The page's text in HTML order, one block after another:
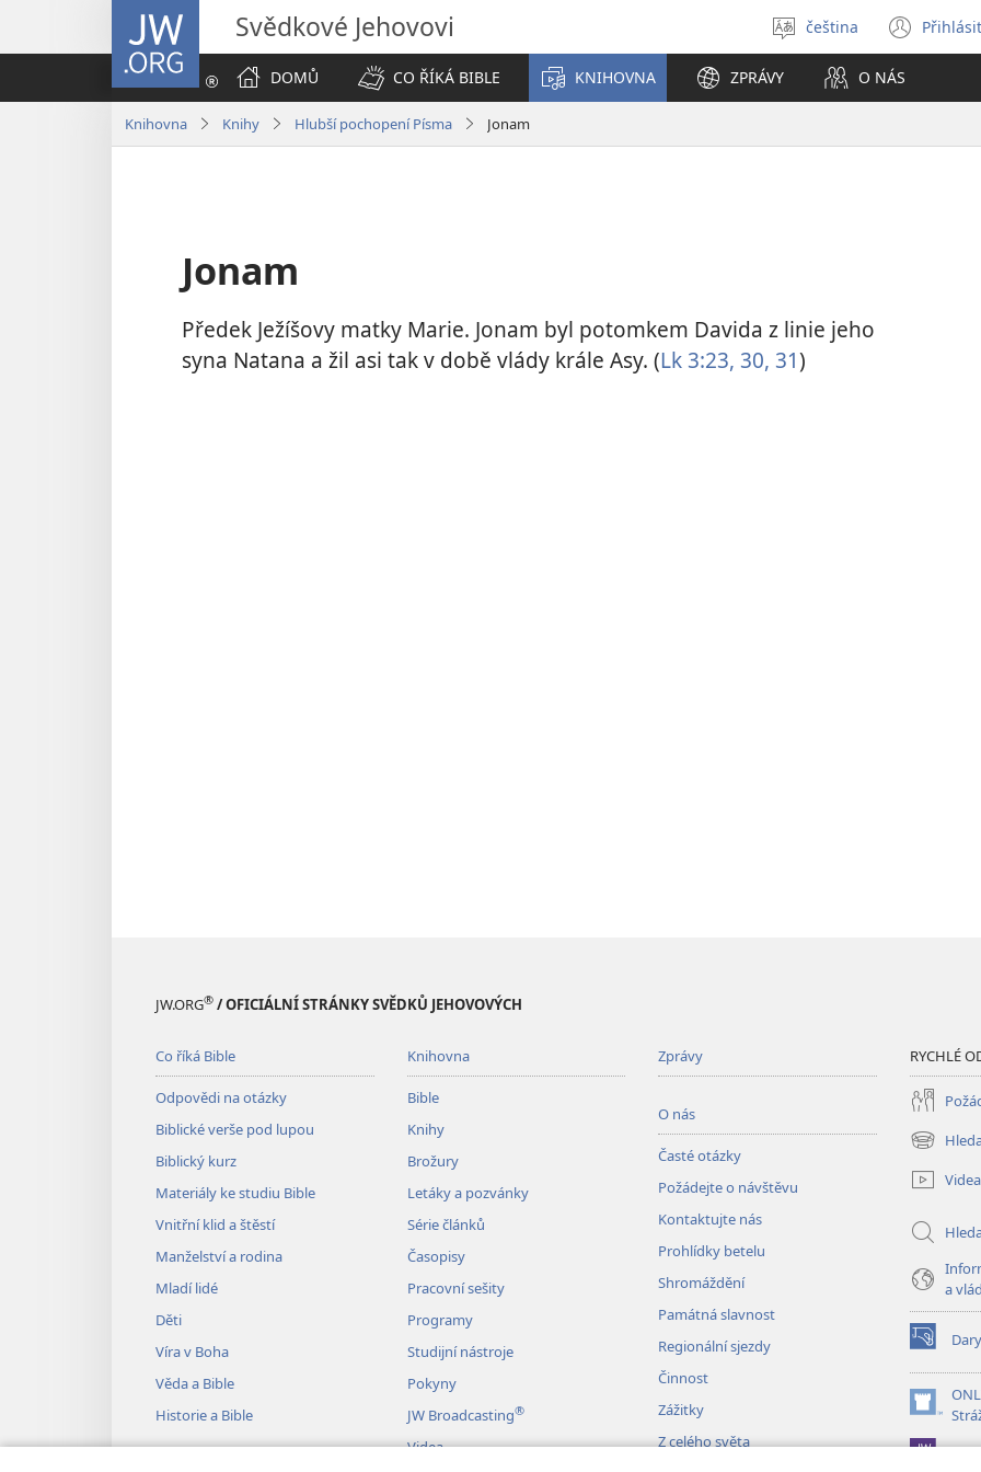
JW.ORG Svědkové Jehovovi
Vybrat
jazyk
čeština
nové
DOMŮ
CO ŘÍKÁ BIBLE KNIHOVNA ZPRÁVY O NÁS
Knihovna Knihy Hlubší pochopení Písma Jonam
Jonam
Předek Ježíšovy matky Marie. Jonam byl potomkem Davida z linie jeho
syna Natana a žil asi tak v době vlády krále Asy. (Lk 3:23, 30, 31)
JW.ORG® / OFICIÁLNÍ STRÁNKY SVĚDKŮ JEHOVOVÝCH
Co říká Bible
Odpovědi na otázky
Biblické verše pod lupou
Biblický kurz
Materiály ke studiu Bible
Vnitřní klid a štěstí
Manželství a rodina
Mladí lidé
Děti
Víra v Boha
Věda a Bible
Historie a Bible
Knihovna
Bible
Knihy
Brožury
Letáky a pozvánky
Série článků
Časopisy
Pracovní sešity
Programy
Studijní nástroje
Pokyny
JW Broadcasting®
Videa
Zprávy
O nás
Časté otázky
Požádejte o návštěvu
Kontaktujte nás
Prohlídky betelu
Shromáždění
Památná slavnost
Regionální sjezdy
Činnost
Zážitky
Z celého světa
RYCHLÉ
(otevřeno
nové
okno)
Videa
a
Dary
(otevřeno
nové
okno)
(otevřeno
nové